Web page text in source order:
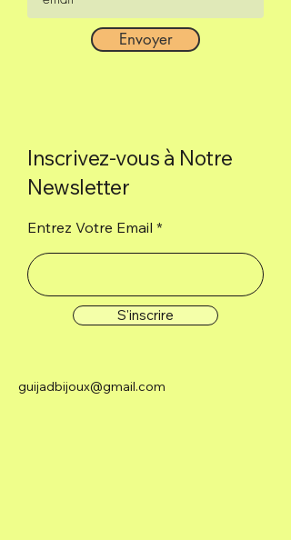
Envoyer
Inscrivez-vous à Notre
Newsletter
Entrez Votre Email
S'inscrire
guijadbijoux@gmail.com